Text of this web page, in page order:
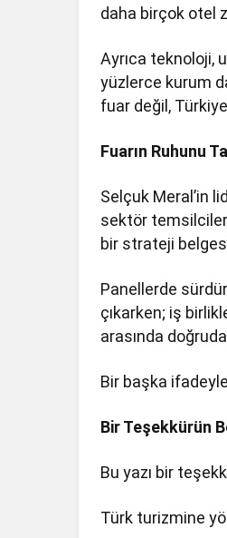
daha birçok otel
Ayrıca teknoloji,
yüzlerce kurum
fuar değil,
Fuarın Ruhunu
Selçuk Meral’in
sektör
bir strateji
Panellerde
çıkarken; iş
arasında
Bir başka
Bir Teşekkürün
Bu yazı bir
Türk turizmine